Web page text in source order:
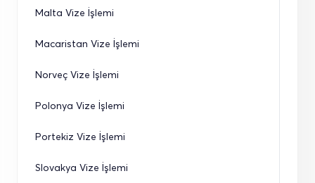
Malta Vize İşlemi
Macaristan Vize İşlemi
Norveç Vize İşlemi
Polonya Vize İşlemi
Portekiz Vize İşlemi
Slovakya Vize İşlemi